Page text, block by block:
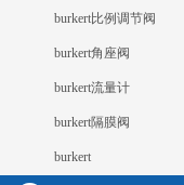
burkert比例调节阀
burkert角座阀
burkert流量计
burkert隔膜阀
burkert